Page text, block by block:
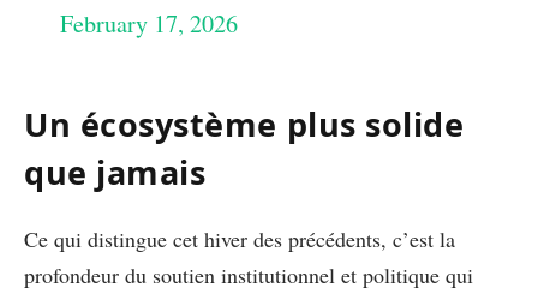
February 17, 2026
Un écosystème plus solide
que jamais
Ce qui distingue cet hiver des précédents, c’est la
profondeur du soutien institutionnel et politique qui